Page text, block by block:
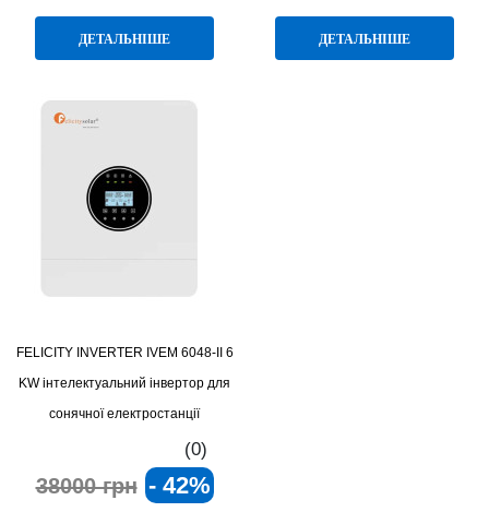
ДЕТАЛЬНІШЕ ДЕТАЛЬНІШЕ
FELICITY INVERTER IVEM 6048-II 6
KW інтелектуальний інвертор для
сонячної електростанції
(0)
38000 грн - 42%